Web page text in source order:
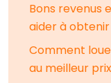
Bons revenus
aider à
Comment
au meilleur